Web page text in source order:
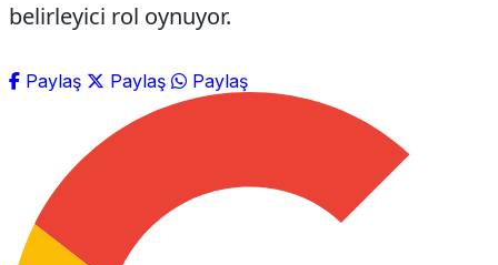
belirleyici rol oynuyor.
Paylaş Paylaş Paylaş